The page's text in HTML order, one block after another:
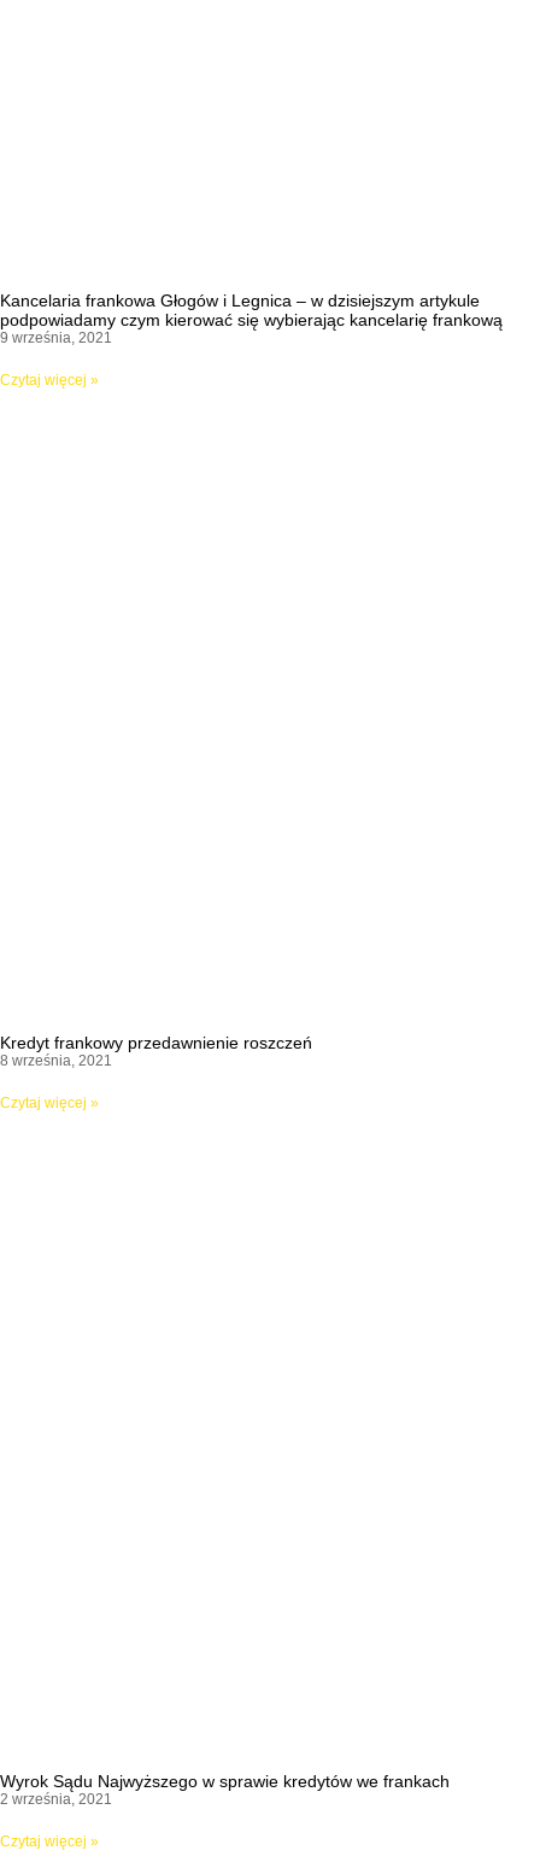
Kancelaria frankowa Głogów i Legnica – w dzisiejszym artykule
podpowiadamy czym kierować się wybierając kancelarię frankową
9 września, 2021
Czytaj więcej »
Kredyt frankowy przedawnienie roszczeń
8 września, 2021
Czytaj więcej »
Wyrok Sądu Najwyższego w sprawie kredytów we frankach
2 września, 2021
Czytaj więcej »